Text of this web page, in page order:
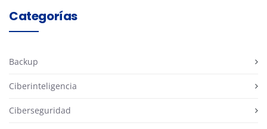
Categorías
Backup
Ciberinteligencia
Ciberseguridad